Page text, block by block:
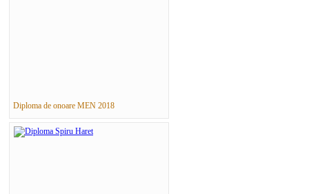
Diploma de onoare MEN 2018